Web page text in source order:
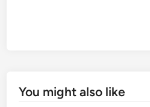
You might also like